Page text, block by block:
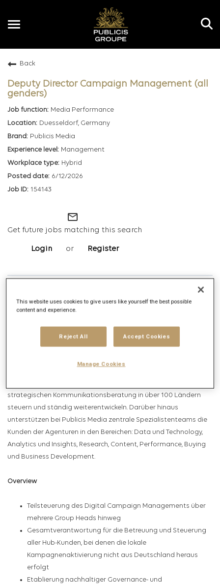
Toggle
Back
Deputy Director Campaign Management (all
genders)
Media Performance
Duesseldorf, Germany
Publicis Media
Management
Hybrid
6/12/2026
154143
mail_outline
Get future jobs matching this search
Login or Register
Company description
Publicis Media ist das weltweit zweitgrößte
Mediaagenturnetzwerk und Teil des französischen
strategischen Kommunikationsberatung in über 100 Ländern
steuern und ständig weiterentwickeln. Darüber hinaus
unterstützen bei Publicis Media zentrale Spezialistenteams die
Kunden der Agenturen in den Bereichen: Data und Technology,
Analytics und Insights, Research, Content, Performance, Buying
und Business Development.
Overview
Teilsteuerung des Digital Campaign Managements über
mehrere Group Heads hinweg
Gesamtverantwortung für die Betreuung und Steuerung
aller Hub-Kunden, bei denen die lokale
Kampagnenaktivierung nicht aus Deutschland heraus
erfolgt
Etablierung nachhaltiger Governance- und
This website uses cookies to give users like yourself the best possible
content and experience.
Reject All Accept Cookies
Manage Cookies